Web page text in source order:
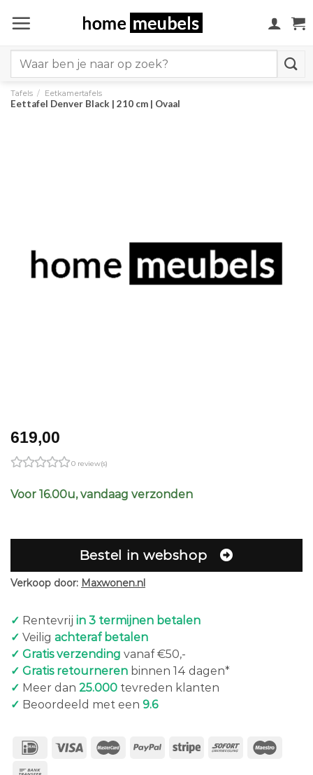
naar
for:
Tafels / Eetkamertafels
Eettafel Denver Black | 210 cm | Ovaal
619,00
0 review(s)
Voor 16.00u, vandaag verzonden
Bestel in webshop
Verkoop door: Maxwonen.nl
✓ Rentevrij in 3 termijnen betalen
✓ Veilig achteraf betalen
✓ Gratis verzending vanaf €50,-
✓ Gratis retourneren binnen 14 dagen*
✓ Meer dan 25.000 tevreden klanten
✓ Beoordeeld met een 9.6